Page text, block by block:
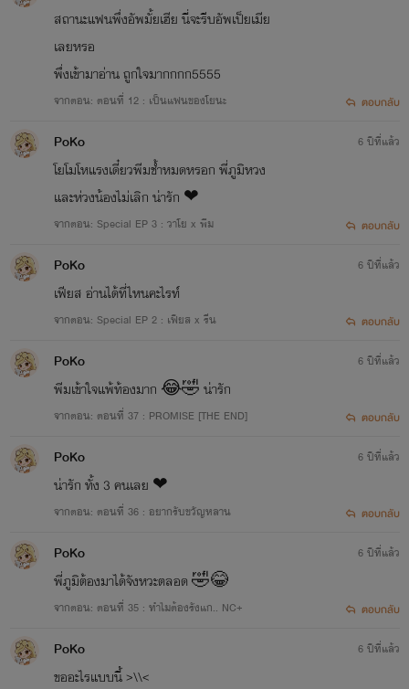
สถานะแฟนพึ่งอัพมั้ยเฮีย นี่จะรีบอัพเป็ยเมีย
เลยหรอ
พึ่งเข้ามาอ่าน ถูกใจมากกกก5555
จากตอน: ตอนที่ 12 : เป็นแฟนของโยนะ ตอบกลับ
PoKo
โยโมโหแรงเดี๋ยวพีมช้ำหมดหรอก พี่ภูมิหวง
และห่วงน้องไม่เลิก น่ารัก ❤
จากตอน: Special EP 3 : วาโย x พีม
6 ปีที่แล้ว
ตอบกลับ
PoKo
เฟียส อ่านได้ที่ไหนคะไรท์
จากตอน: Special EP 2 : เฟียส x รีน
6 ปีที่แล้ว
ตอบกลับ
PoKo
พีมเข้าใจแพ้ท้องมาก 😂🤣 น่ารัก
จากตอน: ตอนที่ 37 : PROMISE [THE END]
6 ปีที่แล้ว
ตอบกลับ
PoKo
น่ารัก ทั้ง 3 คนเลย ❤
จากตอน: ตอนที่ 36 : อยากรับขวัญหลาน
6 ปีที่แล้ว
ตอบกลับ
PoKo
พี่ภูมิต้องมาได้จังหวะตลอด 🤣😂
จากตอน: ตอนที่ 35 : ทำไมต้องรังแก.. NC+
6 ปีที่แล้ว
ตอบกลับ
PoKo
ขออะไรแบบนี้ >\\<
6 ปีที่แล้ว